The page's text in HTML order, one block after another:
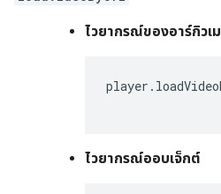
ไวยากรณ์ของอาร์กิวเ
ไวยากรณ์ออบเจ็กต์